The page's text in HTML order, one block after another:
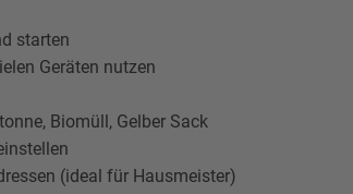
starten
Geräten nutzen
Biomüll, Gelber Sack
(ideal für Hausmeister)